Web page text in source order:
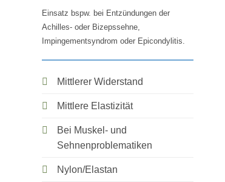
Einsatz bspw. bei Entzündungen der
Achilles- oder Bizepssehne,
Impingementsyndrom oder Epicondylitis.
Mittlerer Widerstand
Mittlere Elastizität
Bei Muskel- und
Sehnenproblematiken
Nylon/Elastan